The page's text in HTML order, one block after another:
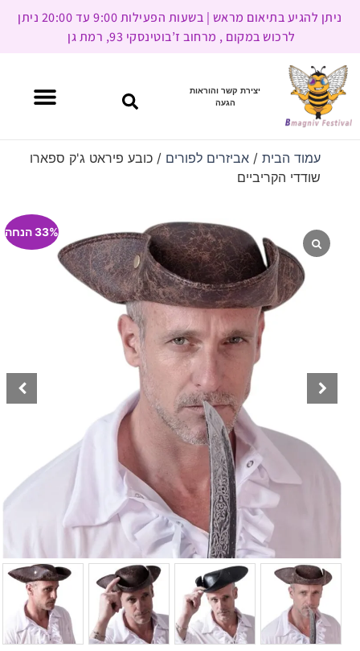
ניתן להגיע בתיאום מראש | בשעות הפעילות 9:00 עד 20:00 ניתן
לרכוש במקום , מרחוב ז’בוטינסקי 93, רמת גן
יצירת קשר והוראות
הגעה
עמוד הבית/ אביזרים לפורים / כובע פיראט ג'ק ספארו
שודדי הקריביים
33% הנחה